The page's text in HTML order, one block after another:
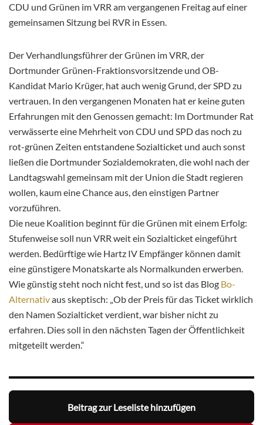
CDU und Grünen im VRR am vergangenen Freitag auf einer
gemeinsamen Sitzung bei RVR in Essen.
Der Verhandlungsführer der Grünen im VRR, der
Dortmunder Grünen-Fraktionsvorsitzende und OB-
Kandidat Mario Krüger, hat auch wenig Grund, der SPD zu
vertrauen. In den vergangenen Monaten hat er keine guten
Erfahrungen mit den Genossen gemacht: Im Dortmunder Rat
verwässerte eine Mehrheit von CDU und SPD das noch zu
rot-grünen Zeiten entstandene Sozialticket und auch sonst
ließen die Dortmunder Sozialdemokraten, die wohl nach der
Landtagswahl gemeinsam mit der Union die Stadt regieren
wollen, kaum eine Chance aus, den einstigen Partner
vorzuführen.
Die neue Koalition beginnt für die Grünen mit einem Erfolg:
Stufenweise soll nun VRR weit ein Sozialticket eingeführt
werden. Bedürftige wie Hartz IV Empfänger können damit
eine günstigere Monatskarte als Normalkunden erwerben.
Wie günstig steht noch nicht fest, und so ist das Blog Bo-
Alternativaus skeptisch: „Ob der Preis für das Ticket wirklich
den Namen Sozialticket verdient, war bisher nicht zu
erfahren. Dies soll in den nächsten Tagen der Öffentlichkeit
mitgeteilt werden.“
Beitrag zur Leseliste hinzufügen